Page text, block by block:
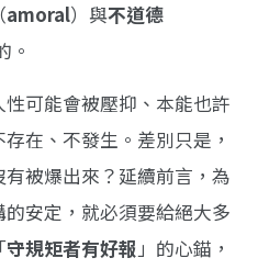
（amoral）與不道德
。
可能會被壓抑、本能也許
在、不發生。差別只是，
被爆出來？延續前言，為
安定，就必須要給絕大多
守規矩者有好報」的心錨，